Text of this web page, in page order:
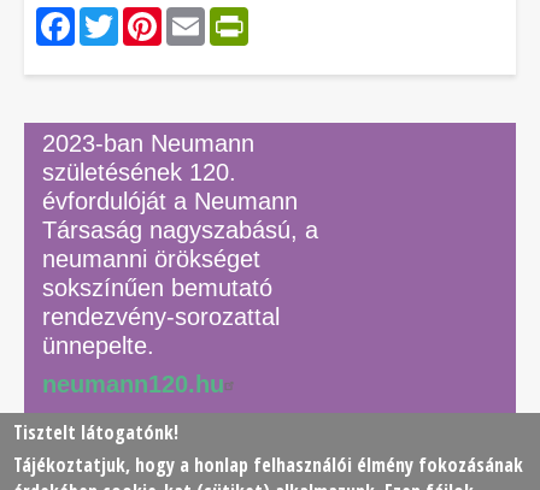
Facebook
Twitter
Pinterest
Email
2023-ban Neumann
születésének 120.
évfordulóját a Neumann
Társaság nagyszabású, a
neumanni örökséget
sokszínűen bemutató
rendezvény-sorozattal
ünnepelte.
neumann120.hu
© 2026 Neumann János Számítógéptudományi Társaság
Tisztelt látogatónk!
Tájékoztatjuk, hogy a honlap felhasználói élmény fokozásának